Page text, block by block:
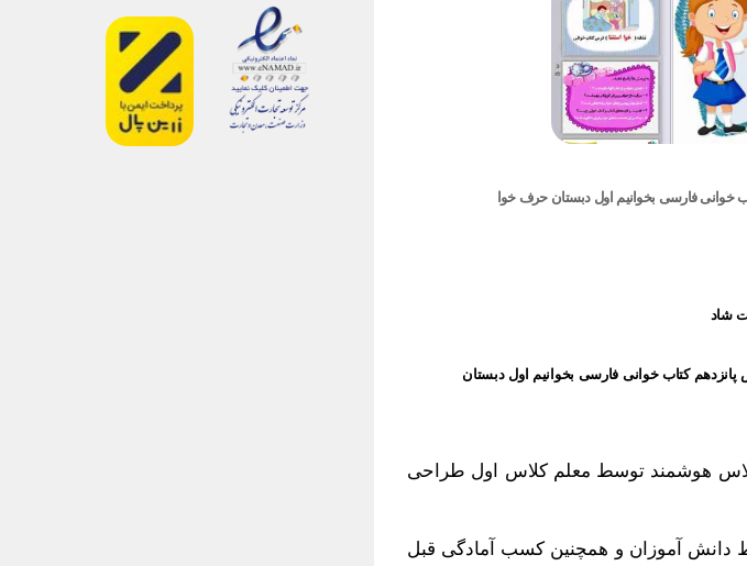
خوانی فارسی بخوانیم اول دبستان حرف خوا
شاد
پانزدهم کتاب خوانی فارسی بخوانیم اول دبستان
در کلاس هوشمند توسط معلم کلاس اول طراحی
دانش آموزان و همچنین کسب آمادگی قبل